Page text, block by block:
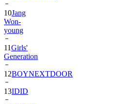
10Jang
Won-
young
11Girls'
Generation
12BOYNEXTDOOR
13IDID